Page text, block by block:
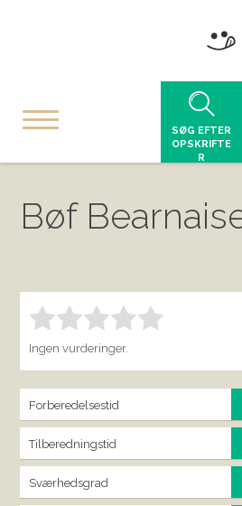
SØG EFTER
OPSKRIFTE
R
Bøf
Bedøm denne vare: 1.00
Ingen vurderinger.
Forberedelsestid
Tilberedningstid
Sværhedsgrad